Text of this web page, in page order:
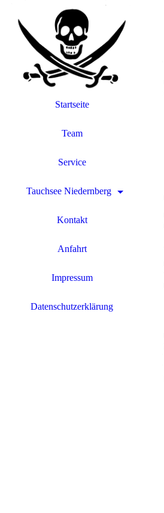
Startseite
Team
Service
Tauchsee Niedernberg
Kontakt
Anfahrt
Impressum
Datenschutzerklärung